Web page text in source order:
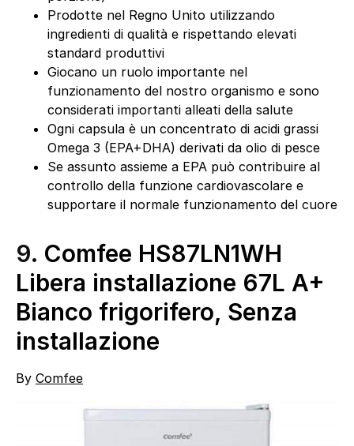
Prodotte nel Regno Unito utilizzando
ingredienti di qualità e rispettando elevati
standard produttivi
Giocano un ruolo importante nel
funzionamento del nostro organismo e sono
considerati importanti alleati della salute
Ogni capsula è un concentrato di acidi grassi
Omega 3 (EPA+DHA) derivati da olio di pesce
Se assunto assieme a EPA può contribuire al
controllo della funzione cardiovascolare e
supportare il normale funzionamento del cuore
9. Comfee HS87LN1WH
Libera installazione 67L A+
Bianco frigorifero, Senza
installazione
By Comfee